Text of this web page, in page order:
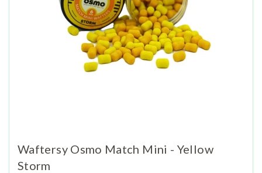
Waftersy Osmo Match Mini - Yellow
Storm